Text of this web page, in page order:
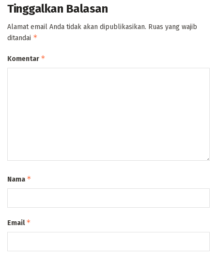
Tinggalkan Balasan
Alamat email Anda tidak akan dipublikasikan. Ruas yang wajib
ditandai *
Komentar *
Nama *
Email*